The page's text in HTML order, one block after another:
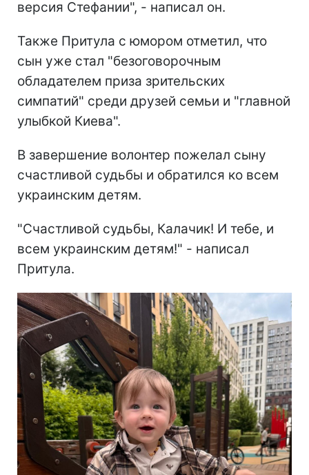
версия Стефании", - написал он.
Также Притула с юмором отметил, что
сын уже стал "безоговорочным
обладателем приза зрительских
симпатий" среди друзей семьи и "главной
улыбкой Киева".
В завершение волонтер пожелал сыну
счастливой судьбы и обратился ко всем
украинским детям.
"Счастливой судьбы, Калачик! И тебе, и
всем украинским детям!" - написал
Притула.